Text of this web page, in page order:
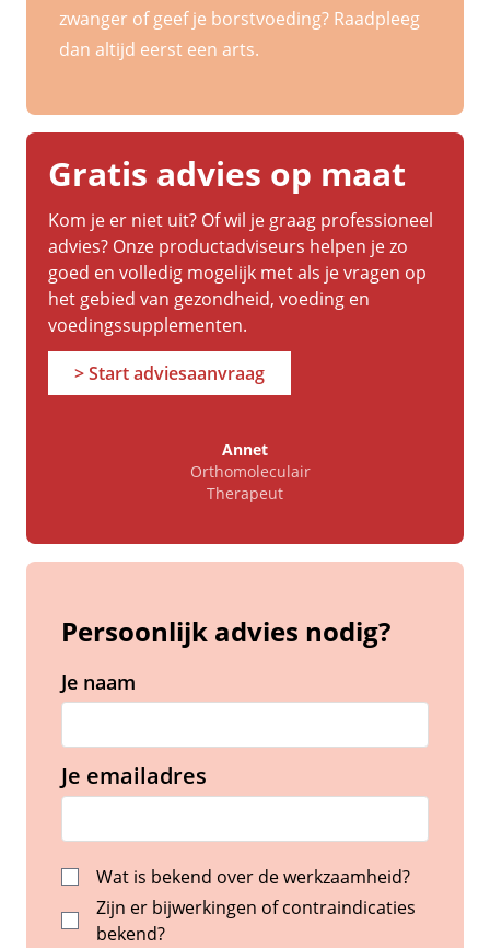
zwanger of geef je borstvoeding? Raadpleeg
dan altijd eerst een arts.
Gratis advies op maat
Kom je er niet uit? Of wil je graag professioneel
advies? Onze productadviseurs helpen je zo
goed en volledig mogelijk met als je vragen op
het gebied van gezondheid, voeding en
voedingssupplementen.
> Start adviesaanvraag
Annet
Orthomoleculair
Therapeut
Persoonlijk advies nodig?
Je naam
Je emailadres
Wat is bekend over de werkzaamheid?
Zijn er bijwerkingen of contraindicaties
bekend?